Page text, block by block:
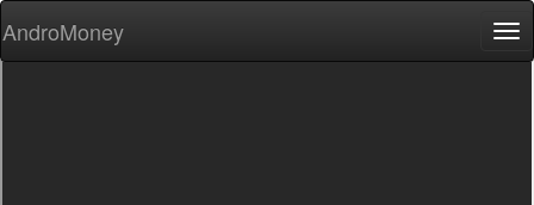
AndroMoney